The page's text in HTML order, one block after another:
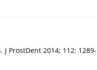
ProstDent 2014; 112: